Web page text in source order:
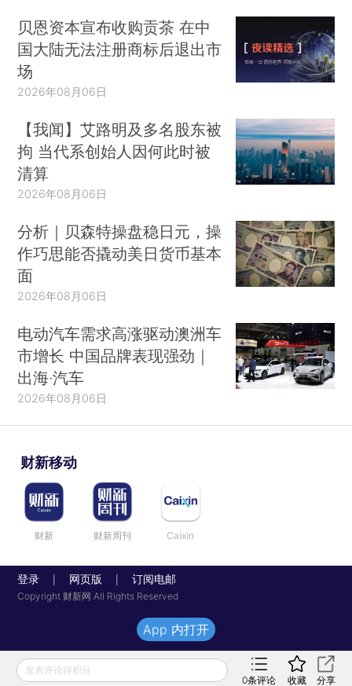
贝恩资本宣布收购贡茶 在中
国大陆无法注册商标后退出市
场
2026年08月06日
【我闻】艾路明及多名股东被
拘 当代系创始人因何此时被
清算
2026年08月06日
分析｜贝森特操盘稳日元，操
作巧思能否撬动美日货币基本
面
2026年08月06日
电动汽车需求高涨驱动澳洲车
市增长 中国品牌表现强劲｜
出海·汽车
2026年08月06日
财新移动
财新 财新周刊 Caixin
登录 网页版 订阅电邮
Copyright 财新网 All Rights Reserved
发表评论得积分
0条评论 收藏 分享
App 内打开